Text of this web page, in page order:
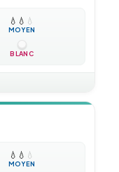
💧 💧 💧
MOYEN
BLANC
💧 💧 💧
MOYEN